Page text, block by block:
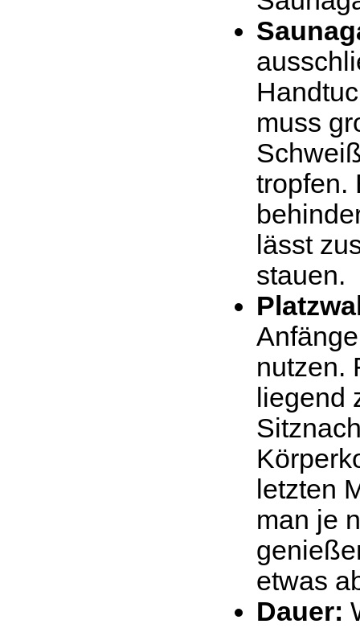
muss
tropfen.
lässt
stauen.
nutzen.
liegend
letzten
man je
etwas
Dauer: